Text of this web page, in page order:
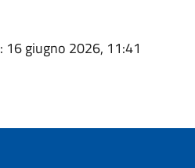
: 16 giugno 2026, 11:41